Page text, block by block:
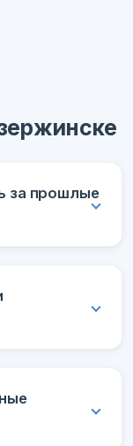
за прошлые